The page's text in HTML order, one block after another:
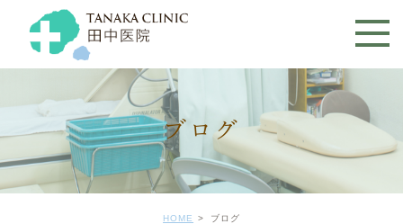
ブログ
HOME ブログ